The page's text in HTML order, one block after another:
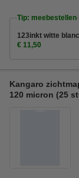
Tip: meebestellen
123inkt witte
€ 11,50
Kangaro
120 micron (25